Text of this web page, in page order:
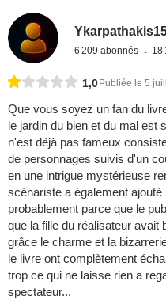
6 209 abonnés 18
1,0 Publiée le 5
Que vous soyez un fan du
le jardin du bien et du mal est
n'est déjà pas fameux
de personnages suivis d'un
en une intrigue mystérieuse
scénariste a également
probablement parce que le
que la fille du réalisateur avait
grâce le charme et la
le livre ont complètement
trop ce qui ne laisse rien a
spectateur...